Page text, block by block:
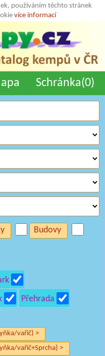
používáním těchto stránek
více informací
Schránka(0)
Budovy
Přehrada
vařič) >
vařič+Sprcha) >